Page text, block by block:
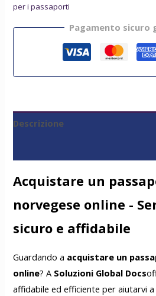
per i passaporti
Pagamento sicuro
Descrizione
Acquistare un
norvegese online -
sicuro e affidabile
Guardando a acquistare un
online? A Soluzioni Global Docs
affidabile ed efficiente per aiutarvi